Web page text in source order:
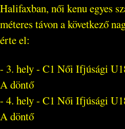
Halifaxban, női kenu egyes
méteres távon a következő
érte el:
- 3. hely - C1 Női Ifjúsági
A döntő
- 4. hely - C1 Női Ifjúsági
A döntő